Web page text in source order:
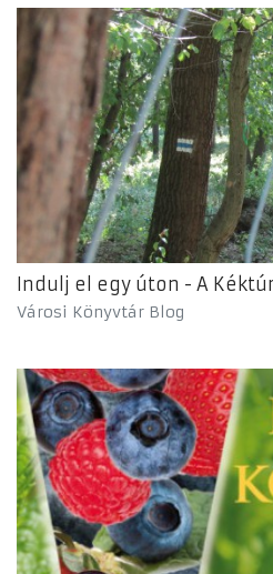
Indulj el egy úton - A
Városi Könyvtár Blog